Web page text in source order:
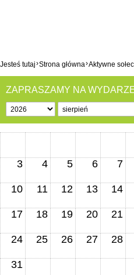
Jesteś tutaj›Strona główna›Aktywne
ZAPRASZAMY NA
3 4 5 6 7
10 11 12 13 14
17 18 19 20 21
24 25 26 27 28
31